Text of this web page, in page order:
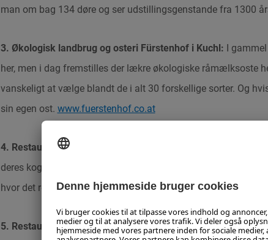
man om bag 134 døre og ser udstillingsgenstande fra 1300
3. Økologisk landbrug og osteri Fürstenhof i Kuchl: I
her, men i dag fremstilles der lækre økologiske råmælksoste
vanskeligt at vælge blandt de i alt 30 forskellige sorter. Og
sin egen ost. www.fuerstenhof.co.at
4. Restaurant Karl & Rudi Obauer i Werfen:
Brødrene
deres kogekunst, der har fået flere fine udmærkelser. De
hvor det regionale, årstidsbestemte, kreative og innovative står
5. Restaurant Bertahof i Bad Hofgastein: En hyggelig kro på